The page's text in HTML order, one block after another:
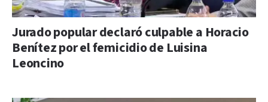
Jurado popular declaró culpable a Horacio
Benítez por el femicidio de Luisina
Leoncino